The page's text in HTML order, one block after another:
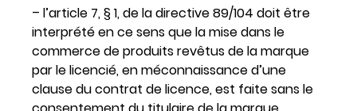
– l’article 7, § 1, de la directive 89/104 doit être
interprété en ce sens que la mise dans le
commerce de produits revêtus de la marque
par le licencié, en méconnaissance d’une
clause du contrat de licence, est faite sans le